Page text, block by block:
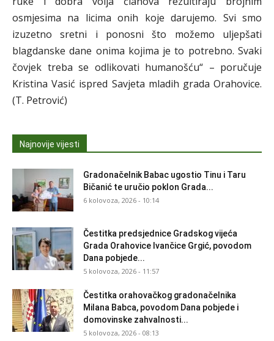
osmjesima na licima onih koje darujemo. Svi smo
izuzetno sretni i ponosni što možemo uljepšati
blagdanske dane onima kojima je to potrebno. Svaki
čovjek treba se odlikovati humanošću“ – poručuje
Kristina Vasić ispred Savjeta mladih grada Orahovice.
(T. Petrović)
Najnovije vijesti
Gradonačelnik Babac ugostio Tinu i Taru
Bičanić te uručio poklon Grada...
6 kolovoza, 2026 - 10:14
Čestitka predsjednice Gradskog vijeća
Grada Orahovice Ivančice Grgić, povodom
Dana pobjede...
5 kolovoza, 2026 - 11:57
Čestitka orahovačkog gradonačelnika
Milana Babca, povodom Dana pobjede i
domovinske zahvalnosti...
5 kolovoza, 2026 - 08:13